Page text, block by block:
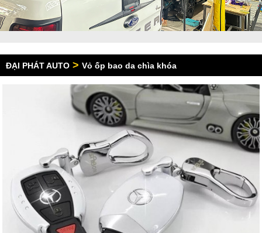
ĐẠI PHÁT AUTO > Vỏ ốp bao da chìa khóa